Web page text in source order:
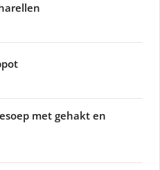
met gehakt en